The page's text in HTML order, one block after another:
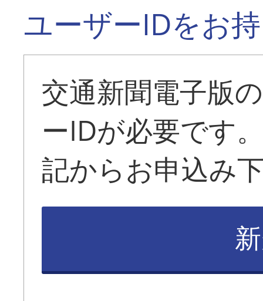
ユーザーIDをお
交通新聞電子版
ーIDが必要です
記からお申込み